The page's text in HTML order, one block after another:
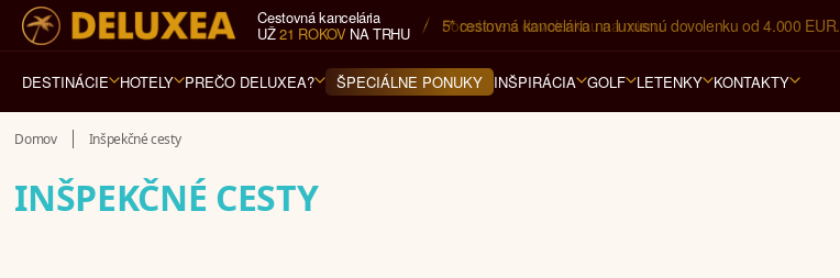
Cestovná kancelária
UŽ21 ROKOVNA TRHU 5* cestovná kancelária na luxusnú dovolenku od 4.000 EUR.
DESTINÁCIE HOTELY PREČO DELUXEA? ŠPECIÁLNE PONUKY INŠPIRÁCIA GOLF LETENKY KONTAKTY
Domov Inšpekčné cesty
INŠPEKČNÉ CESTY